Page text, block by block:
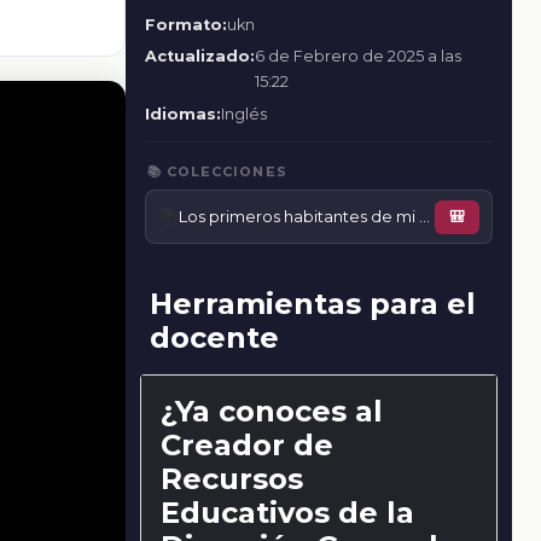
Formato:ukn
Actualizado:6 de Febrero de 2025 a las
15:22
Idiomas:Inglés
📚 COLECCIONES
Los primeros habitantes de mi entidad y el espacio que habitaron 🎒
Herramientas para el
docente
¿Ya conoces al
Creador de
Recursos
Educativos de la